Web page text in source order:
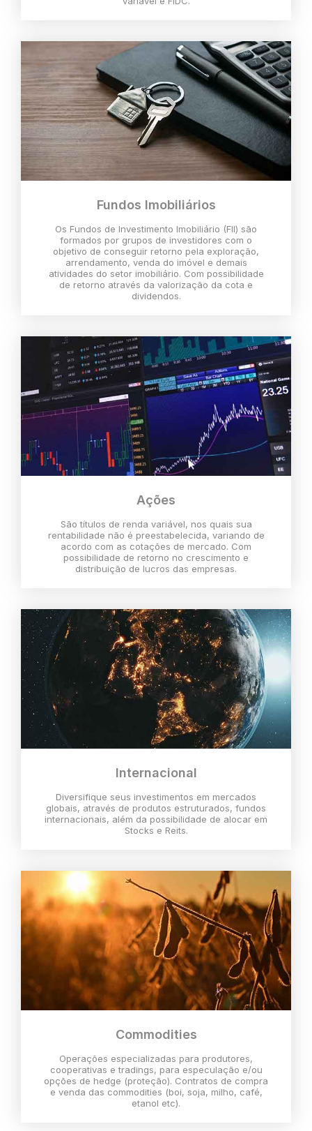
Fundos Imobiliários
Os Fundos de Investimento Imobiliário (FII) são
formados por grupos de investidores com o
objetivo de conseguir retorno pela exploração,
arrendamento, venda do imóvel e demais
atividades do setor imobiliário. Com possibilidade
de retorno através da valorização da cota e
dividendos.
Ações
São títulos de renda variável, nos quais sua
rentabilidade não é preestabelecida, variando de
acordo com as cotações de mercado. Com
possibilidade de retorno no crescimento e
distribuição de lucros das empresas.
Internacional
Diversifique seus investimentos em mercados
globais, através de produtos estruturados, fundos
internacionais, além da possibilidade de alocar em
Stocks e Reits.
Commodities
Operações especializadas para produtores,
cooperativas e tradings, para especulação e/ou
opções de hedge (proteção). Contratos de compra
e venda das commodities (boi, soja, milho, café,
etanol etc).